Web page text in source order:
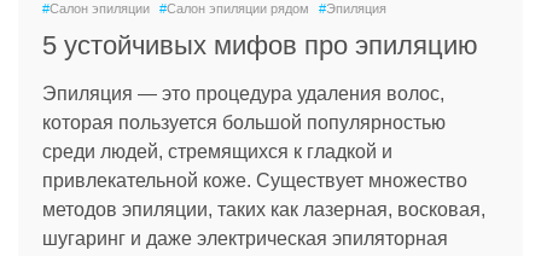
#Салон эпиляции #Салон эпиляции рядом #Эпиляция
5 устойчивых мифов про эпиляцию
Эпиляция — это процедура удаления волос,
которая пользуется большой популярностью
среди людей, стремящихся к гладкой и
привлекательной коже. Существует множество
методов эпиляции, таких как лазерная, восковая,
шугаринг и даже электрическая эпиляторная